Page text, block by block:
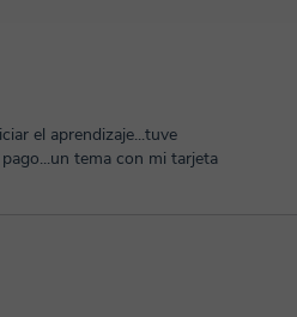
el aprendizaje...tuve
tema con mi tarjeta